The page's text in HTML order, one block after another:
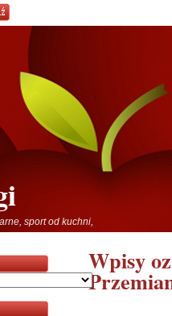
sport od kuchni,
Wpisy